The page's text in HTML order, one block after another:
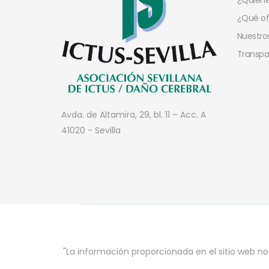
Avda. de Altamira, 29, bl. 11 – Acc. A
41020 - Sevilla
¿Qué
"La información proporcionada en el sitio web